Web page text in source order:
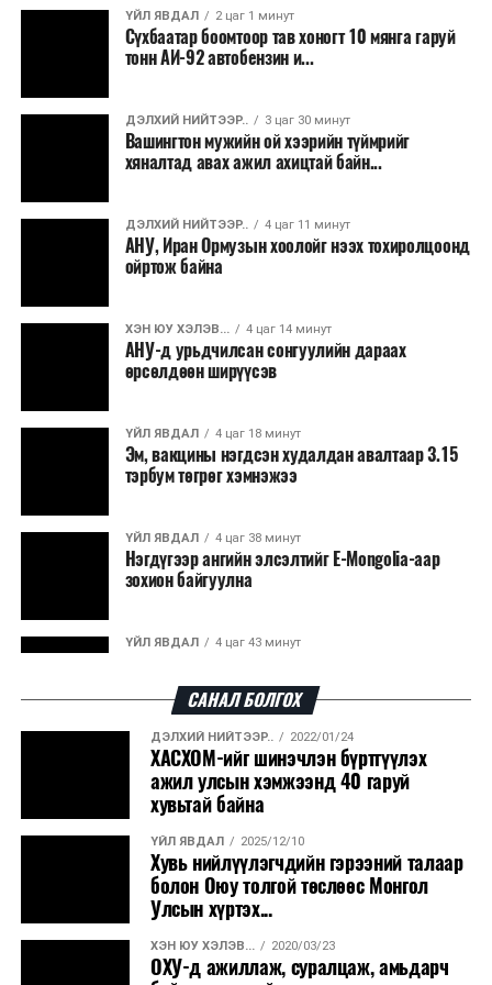
байдлын нөхцөл байдал тогтворжоогүй бөгөөд
хэлэлцээр эцэслэн батлагдах хүртэл тодорхойгүй
ҮЙЛ ЯВДАЛ 2 цаг 1 минут
Сүхбаатар боомтоор тав хоногт 10 мянга гаруй
тонн АИ-92 автобензин и...
ДЭЛХИЙ НИЙТЭЭР.. 3 цаг 30 минут
Вашингтон мужийн ой хээрийн түймрийг
хяналтад авах ажил ахицтай байн...
ДЭЛХИЙ НИЙТЭЭР.. 4 цаг 11 минут
АНУ, Иран Ормузын хоолойг нээх тохиролцоонд
ойртож байна
ХЭН ЮУ ХЭЛЭВ... 4 цаг 14 минут
АНУ-д урьдчилсан сонгуулийн дараах
өрсөлдөөн ширүүсэв
ҮЙЛ ЯВДАЛ 4 цаг 18 минут
Эм, вакцины нэгдсэн худалдан авалтаар 3.15
тэрбум төгрөг хэмнэжээ
ҮЙЛ ЯВДАЛ 4 цаг 38 минут
Нэгдүгээр ангийн элсэлтийг E-Mongolia-аар
зохион байгуулна
ҮЙЛ ЯВДАЛ 4 цаг 43 минут
талаас илүү хувь нь 13-аас...
ҮЙЛ ЯВДАЛ 4 цаг 48 минут
Засгийн газар энэ оныг дуустал санхүүгийн
хэмнэлтийн горимд шилжинэ
ХЭН ЮУ ХЭЛЭВ...
Шатахууны импортын гаалийн албан татварыг
2027 оны хоёрдугаар сарын ...
ҮЙЛ ЯВДАЛ
Нөөцийн махны хяналтын тогтолцоог
САНАЛ БОЛГОХ
ДЭЛХИЙ НИЙТЭЭР.. 2022/01/24
ХАСХОМ-ийг шинэчлэн бүртгүүлэх
ажил улсын хэмжээнд 40 гаруй
хувьтай байна
ҮЙЛ ЯВДАЛ 2025/12/10
Хувь нийлүүлэгчдийн гэрээний талаар
болон Оюу толгой төслөөс Монгол
Улсын хүртэх...
ХЭН ЮУ ХЭЛЭВ... 2020/03/23
ОХУ-д ажиллаж, суралцаж, амьдарч